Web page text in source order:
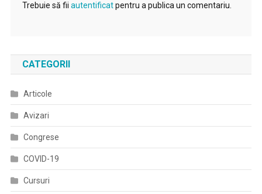
Trebuie să fii autentificatpentru a publica un comentariu.
CATEGORII
Articole
Avizari
Congrese
COVID-19
Cursuri